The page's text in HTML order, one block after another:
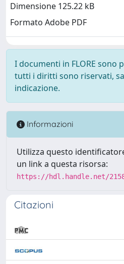
Dimensione 125.22 kB
Formato Adobe PDF
I documenti in FLORE sono
tutti i diritti sono riservati,
indicazione.
Informazioni
Utilizza questo
un link a questa risorsa:
https://hdl.handle.net/
Citazioni